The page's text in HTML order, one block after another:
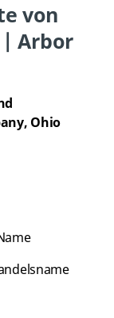
von
Arbor
Ohio